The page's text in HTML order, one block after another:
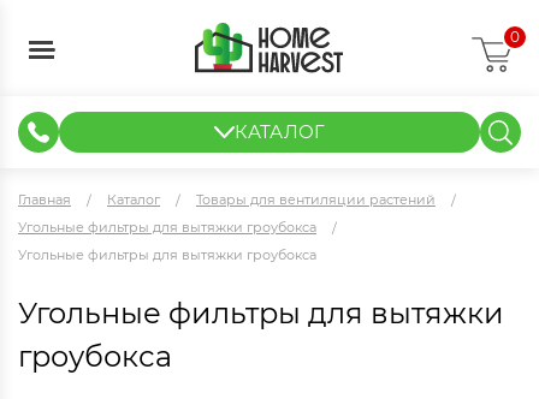
0
КАТАЛОГ
Главная Каталог
Товары для вентиляции растений
Угольные фильтры для вытяжки гроубокса
Угольные фильтры для вытяжки гроубокса
Угольные фильтры для вытяжки
гроубокса